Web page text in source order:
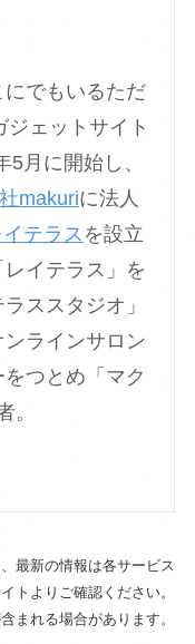
でもいるただ
ェットサイト
5月に開始し、
makuriに法人
テラス を設立
イテラス」を
ススタジオ」
ラインサロン
をつとめ「マク
。
最新の情報は各サービス
トよりご確認ください。
まれる場合があります。